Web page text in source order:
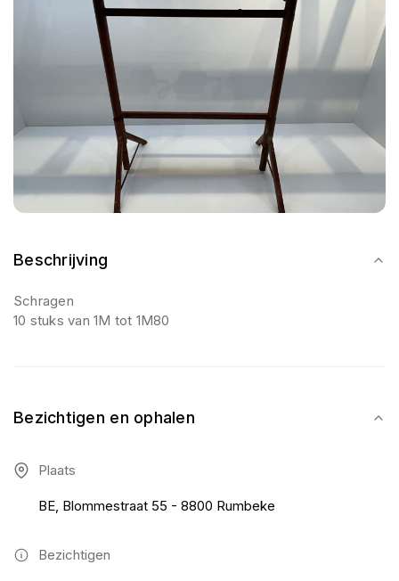
Beschrijving
Schragen
10 stuks van 1M tot 1M80
Bezichtigen en ophalen
Plaats
BE, Blommestraat 55 - 8800 Rumbeke
Bezichtigen